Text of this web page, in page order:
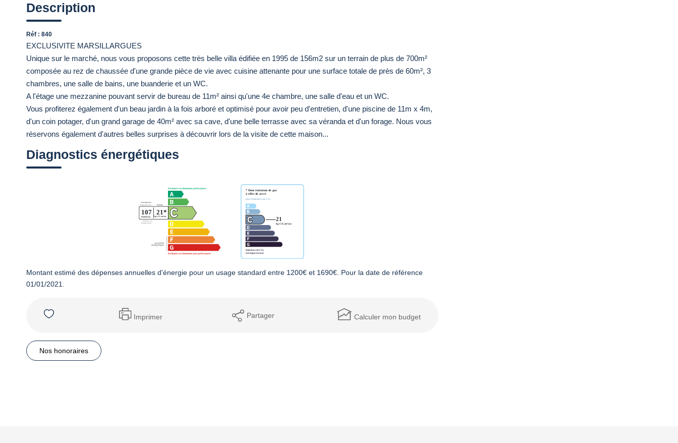
Description
Réf : 840
EXCLUSIVITE MARSILLARGUES
Unique sur le marché, nous vous proposons cette très belle villa édifiée en 1995 de 156m2 sur un terrain de plus de 700m²
composée au rez de chaussée d'une grande pièce de vie avec cuisine attenante pour une surface totale de près de 60m², 3
chambres, une salle de bains, une buanderie et un WC.
A l'étage une mezzanine pouvant servir de bureau de 11m² ainsi qu'une 4e chambre, une salle d'eau et un WC.
Vous profiterez également d'un beau jardin à la fois arboré et optimisé pour avoir peu d'entretien, d'une piscine de 11m x 4m,
d'un coin potager, d'un grand garage de 40m² avec sa cave, d'une belle terrasse avec sa véranda et d'un forage. Nous vous
réservons également d'autres belles surprises à découvrir lors de la visite de cette maison...
Diagnostics énergétiques
Montant estimé des dépenses annuelles d'énergie pour un usage standard entre 1200€ et 1690€. Pour la date de référence
01/01/2021.
Imprimer Partager Calculer mon budget
Nos honoraires